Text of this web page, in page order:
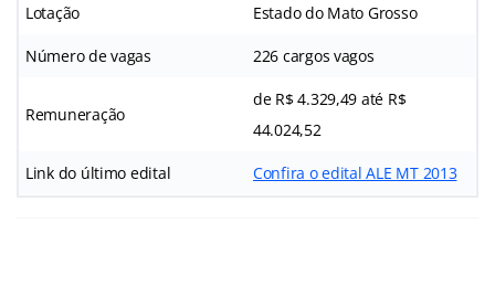
Lotação Estado do Mato Grosso
Número de vagas 226 cargos vagos
Remuneração
de R$ 4.329,49 até R$
44.024,52
Link do último edital Confira o edital ALE MT 2013